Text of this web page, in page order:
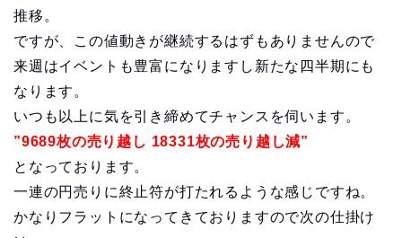
推移。
ですが、この値動きが継続するはずもありませんので
来週はイベントも豊富になりますし新たな四半期にも
なります。
いつも以上に気を引き締めてチャンスを伺います。
”9689枚の売り越し 18331枚の売り越し減”
となっております。
一連の円売りに終止符が打たれるような感じですね。
かなりフラットになってきておりますので次の仕掛け